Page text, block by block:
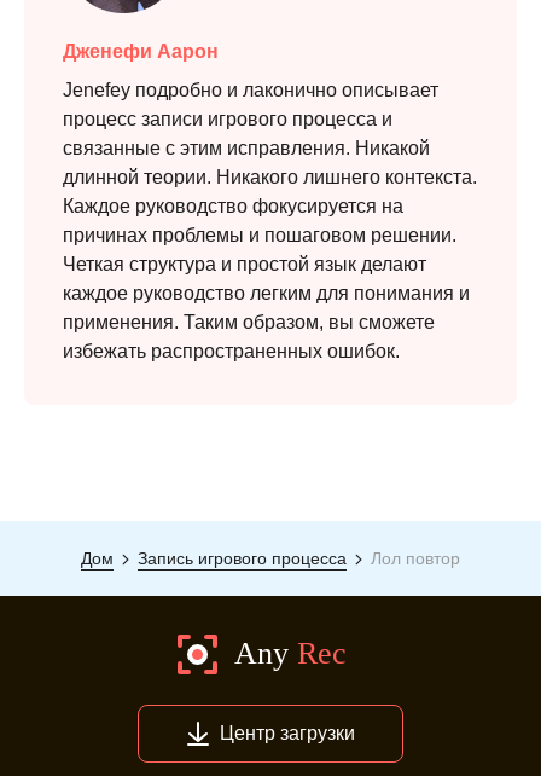
Дженефи Аарон
Jenefey подробно и лаконично описывает
процесс записи игрового процесса и
связанные с этим исправления. Никакой
длинной теории. Никакого лишнего контекста.
Каждое руководство фокусируется на
причинах проблемы и пошаговом решении.
Четкая структура и простой язык делают
каждое руководство легким для понимания и
применения. Таким образом, вы сможете
избежать распространенных ошибок.
Дом Запись игрового процесса Лол повтор
Центр загрузки